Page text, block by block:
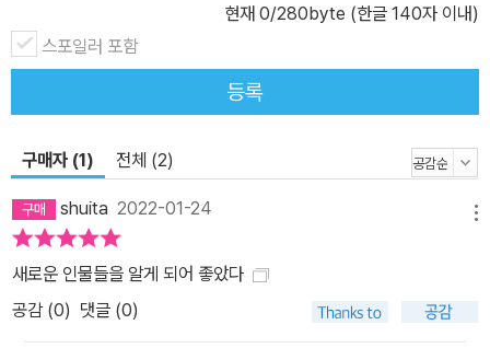
현재 0/280byte (한글 140자 이내)
스포일러 포함
등록
구매자 (1) 전체 (2)
shuita 2022-01-24
새로운 인물들을 알게 되어 좋았다
공감 (0) 댓글 (0)